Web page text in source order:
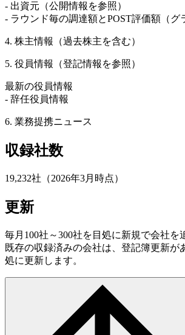
- 出資元（公開情報を参照）
- ラウンド毎の調達額とPOST評価額（グ
4. 株主情報（過去株主を含む）
5. 役員情報（登記情報を参照）
最新の役員情報
- 辞任役員情報
6. 業務提携ニュース
収録社数
19,232社（2026年3月時点）
更新
毎月100社～300社を目処に新規で会社を
既存の収録済みの会社は、登記簿更新が
処に更新します。